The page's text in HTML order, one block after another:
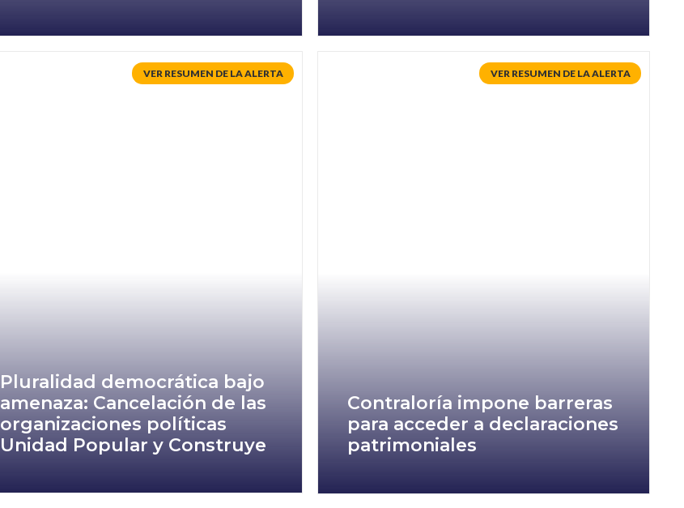
Pluralidad democrática bajo
amenaza: Cancelación de las
organizaciones políticas
Unidad Popular y Construye
Contraloría impone barreras
para acceder a declaraciones
patrimoniales